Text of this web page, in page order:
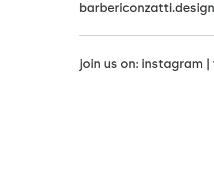
join us on: instagram |